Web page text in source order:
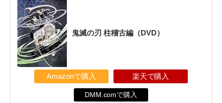
鬼滅の刃 柱稽古編（DVD）
Amazonで購入 楽天で購入
DMM.comで購入